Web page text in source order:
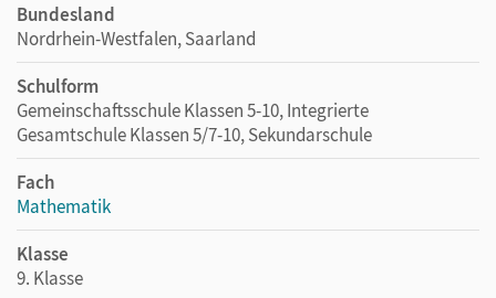
Bundesland
Nordrhein-Westfalen, Saarland
Schulform
Gemeinschaftsschule Klassen 5-10, Integrierte
Gesamtschule Klassen 5/7-10, Sekundarschule
Fach
Mathematik
Klasse
9. Klasse